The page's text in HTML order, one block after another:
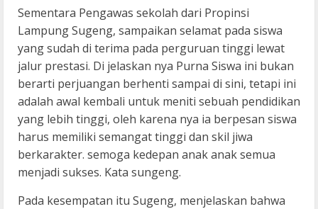
Sementara Pengawas sekolah dari Propinsi
Lampung Sugeng, sampaikan selamat pada siswa
yang sudah di terima pada perguruan tinggi lewat
jalur prestasi. Di jelaskan nya Purna Siswa ini bukan
berarti perjuangan berhenti sampai di sini, tetapi ini
adalah awal kembali untuk meniti sebuah pendidikan
yang lebih tinggi, oleh karena nya ia berpesan siswa
harus memiliki semangat tinggi dan skil jiwa
berkarakter. semoga kedepan anak anak semua
menjadi sukses. Kata sungeng.
Pada kesempatan itu Sugeng, menjelaskan bahwa